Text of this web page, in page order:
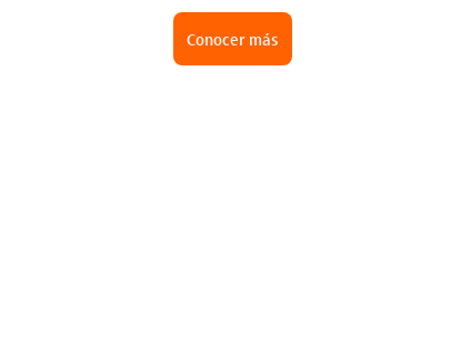
Conocer más